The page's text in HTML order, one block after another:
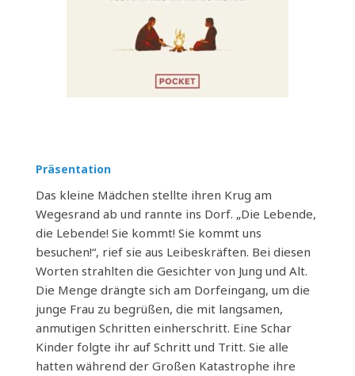
Präsentation
Das kleine Mädchen stellte ihren Krug am
Wegesrand ab und rannte ins Dorf. „Die Lebende,
die Lebende! Sie kommt! Sie kommt uns
besuchen!“, rief sie aus Leibeskräften. Bei diesen
Worten strahlten die Gesichter von Jung und Alt.
Die Menge drängte sich am Dorfeingang, um die
junge Frau zu begrüßen, die mit langsamen,
anmutigen Schritten einherschritt. Eine Schar
Kinder folgte ihr auf Schritt und Tritt. Sie alle
hatten während der Großen Katastrophe ihre